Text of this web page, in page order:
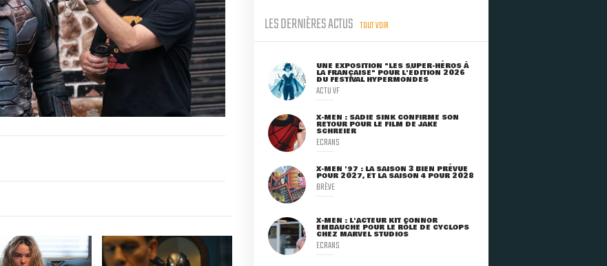
LES DERNIÈRES ACTUS TOUT VOIR
UNE EXPOSITION "LES SUPER-HÉROS À
LA FRANÇAISE" POUR L'ÉDITION 2026
DU FESTIVAL HYPERMONDES
ACTU VF
X-MEN : SADIE SINK CONFIRME SON
RETOUR POUR LE FILM DE JAKE
SCHREIER
ECRANS
X-MEN '97 : LA SAISON 3 BIEN PRÉVUE
POUR 2027, ET LA SAISON 4 POUR 2028
BRÈVE
X-MEN : L'ACTEUR KIT CONNOR
EMBAUCHÉ POUR LE RÔLE DE CYCLOPS
CHEZ MARVEL STUDIOS
ECRANS